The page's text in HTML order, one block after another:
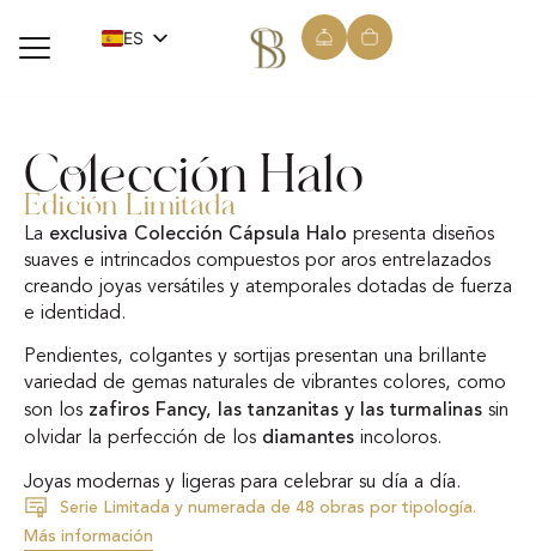
ES
Colección Halo
Edición Limitada
La exclusiva Colección Cápsula Halo presenta diseños
suaves e intrincados compuestos por aros entrelazados
creando joyas versátiles y atemporales dotadas de fuerza
e identidad.
Pendientes, colgantes y sortijas presentan una brillante
variedad de gemas naturales de vibrantes colores, como
son los zafiros Fancy, las tanzanitas y las turmalinas sin
olvidar la perfección de los diamantes incoloros.
Joyas modernas y ligeras para celebrar su día a día.
Serie Limitada y numerada de 48 obras por tipología.
Más información